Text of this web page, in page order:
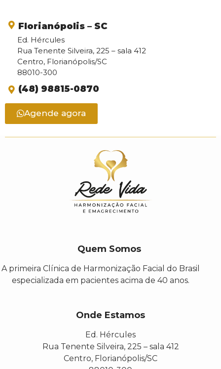
Florianópolis – SC
Ed. Hércules
Rua Tenente Silveira, 225 – sala 412
Centro, Florianópolis/SC
88010-300
(48) 98815-0870
Agende agora
Quem Somos
A primeira Clínica de Harmonização Facial do Brasil
especializada em pacientes acima de 40 anos.
Onde Estamos
Ed. Hércules
Rua Tenente Silveira, 225 – sala 412
Centro, Florianópolis/SC